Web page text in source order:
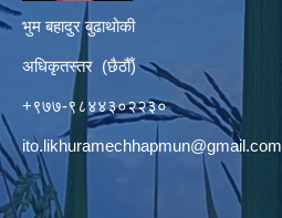
भुम बहादुर बुढाथोकी
अधिकृतस्तर (छैठौँ)
+९७७-९८४४३०२२३०
ito.likhuramechhapmun@gmail.com